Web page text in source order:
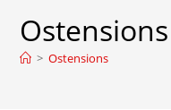
Ostensions
> Ostensions